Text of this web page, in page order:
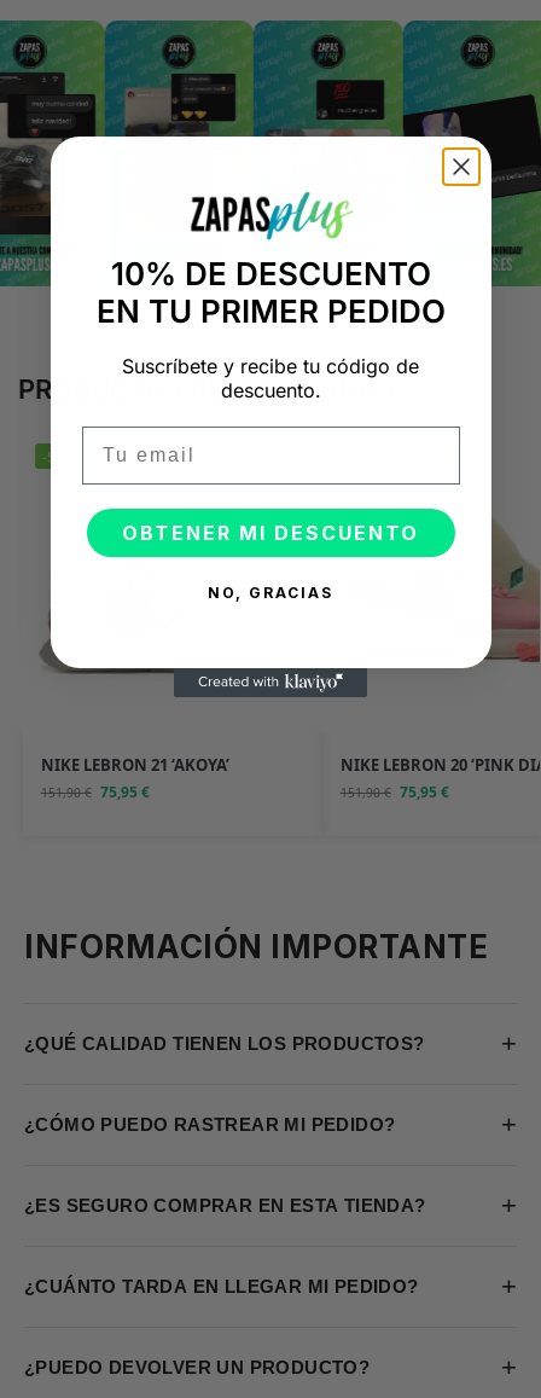
PRODUCTOS RELACIONADOS
-50%
NIKE LEBRON 21 ‘AKOYA’
151,90€ 75,95€
NIKE LEBRON 20 ‘PINK
151,90€ 75,95€
INFORMACIÓN IMPORTANTE
¿QUÉ CALIDAD TIENEN LOS PRODUCTOS? +
¿CÓMO PUEDO RASTREAR MI PEDIDO? +
¿ES SEGURO COMPRAR EN ESTA TIENDA? +
¿CUÁNTO TARDA EN LLEGAR MI PEDIDO? +
¿PUEDO DEVOLVER UN PRODUCTO? +
10% DE DESCUENTO
EN TU PRIMER PEDIDO
Suscríbete y recibe tu código de
descuento.
OBTENER MI DESCUENTO
NO, GRACIAS